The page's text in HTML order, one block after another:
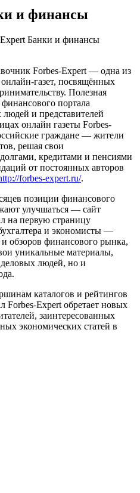
и финансы
Банки и финансы
Forbes-Expert — одна из
газет, посвящённых
Полезная
портала
людей и представителей
онлайн газеты Forbes-
граждане — жители
решая свои
кредитами и пенсиями
от постоянных авторов
forbes-expert.ru/.
позиции финансового
улучшаться — сайт
на первую страницу
и экономисты —
обзоров финансового рынка,
уникальные материалы,
людей, но и
каталогов и рейтингов
Forbes-Expert обретает новых
заинтересованных
экономических статей в